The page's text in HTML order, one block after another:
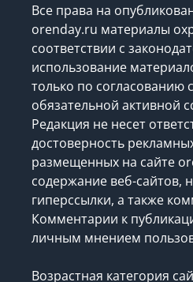
Все права на
orenday.ru материалы
соответствии с
использование
только по согласованию
обязательной активной
Редакция не несет
достоверность
размещенных на сайте
содержание веб-сайтов,
гиперссылки, а также
Комментарии к
личным мнением
Возрастная категория